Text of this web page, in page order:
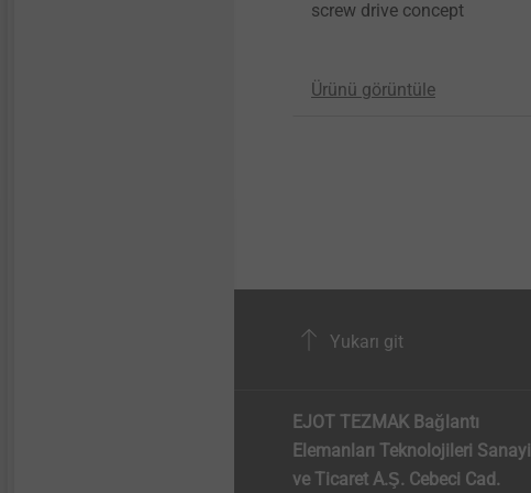
screw drive concept
Ürünü görüntüle
Yukarı git
EJOT TEZMAK Bağlantı
Elemanları Teknolojileri Sanayi
ve Ticaret A.Ş. Cebeci Cad.